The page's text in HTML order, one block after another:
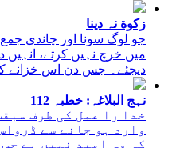
زکوة نہ دینا
جو لوگ سونا اور چاندی
میں خرچ نہیں کرتے، انہیں
دیجئے۔ جس دن اس خزانے کو
نہج البلاغہ: خطبہ 112
خدا را عمل کی طرف
وارد ہو جانے سے
کی وہ امید نہیں ہے